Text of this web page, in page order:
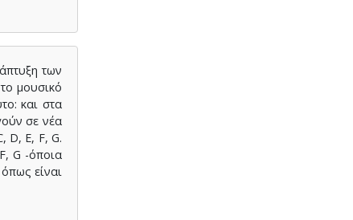
των
μουσικό
και στα
σε νέα
D, E, F, G.
G -όποια
είναι